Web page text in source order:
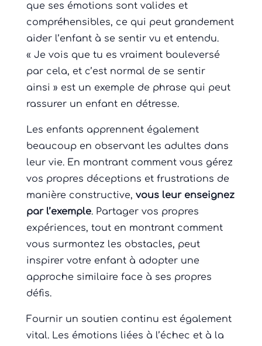
que ses émotions sont valides et
compréhensibles, ce qui peut grandement
aider l’enfant à se sentir vu et entendu.
« Je vois que tu es vraiment bouleversé
par cela, et c’est normal de se sentir
ainsi » est un exemple de phrase qui peut
rassurer un enfant en détresse.
Les enfants apprennent également
beaucoup en observant les adultes dans
leur vie. En montrant comment vous gérez
vos propres déceptions et frustrations de
manière constructive, vous leur enseignez
par l’exemple. Partager vos propres
expériences, tout en montrant comment
vous surmontez les obstacles, peut
inspirer votre enfant à adopter une
approche similaire face à ses propres
défis.
Fournir un soutien continu est également
vital. Les émotions liées à l’échec et à la